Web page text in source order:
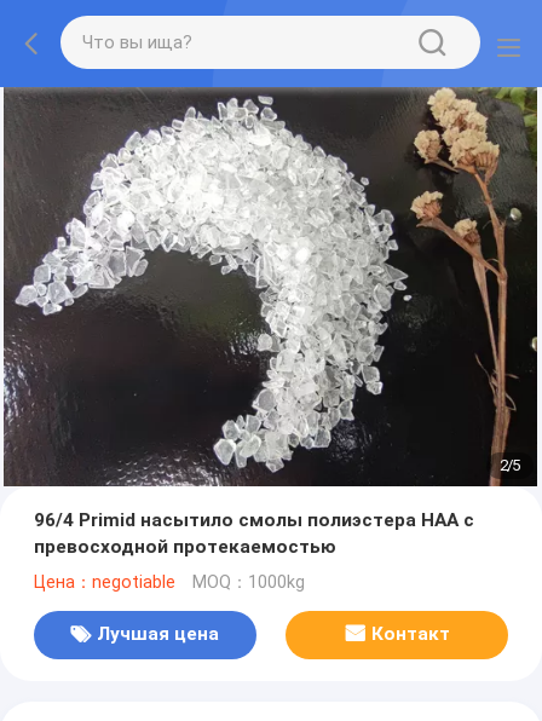
2/5
96/4 Primid насытило смолы полиэстера HAA с
превосходной протекаемостью
Цена：negotiable MOQ：1000kg
Лучшая цена Контакт